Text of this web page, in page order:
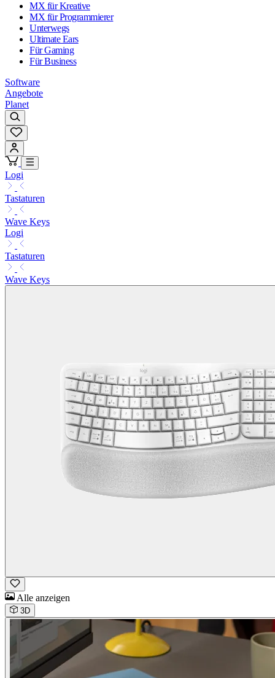
MX für Kreative
MX für Programmierer
Unterwegs
Ultimate Ears
Für Gaming
Für Business
Software
Angebote
Planet
Logi
Tastaturen
Wave Keys
Logi
Tastaturen
Wave Keys
Alle anzeigen
3D